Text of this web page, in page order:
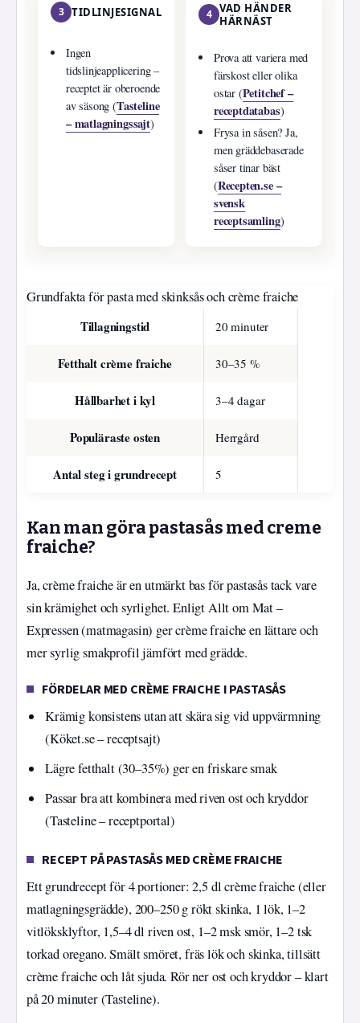
3 TIDLINJESIGNAL
Ingen
tidslinjeapplicering –
receptet är oberoende
av säsong (Tasteline
– matlagningssajt)
4 VAD HÄNDER
HÄRNÄST
Prova att variera med
färskost eller olika
ostar (Petitchef –
receptdatabas)
Frysa in såsen? Ja,
men gräddebaserade
såser tinar bäst
(Recepten.se –
svensk
receptsamling)
Grundfakta för pasta med skinksås och crème fraiche
Tillagningstid
20 minuter
Fetthalt crème fraiche 30–35 %
Hållbarhet i kyl 3–4 dagar
Populäraste osten Herrgård
Antal steg i grundrecept 5
Kan man göra pastasås med creme
fraiche?
Ja, crème fraiche är en utmärkt bas för pastasås tack vare
sin krämighet och syrlighet. Enligt Allt om Mat –
Expressen (matmagasin) ger crème fraiche en lättare och
mer syrlig smakprofil jämfört med grädde.
FÖRDELAR MED CRÈME FRAICHE I PASTASÅS
Krämig konsistens utan att skära sig vid uppvärmning
(Köket.se – receptsajt)
Lägre fetthalt (30–35%) ger en friskare smak
Passar bra att kombinera med riven ost och kryddor
(Tasteline – receptportal)
RECEPT PÅ PASTASÅS MED CRÈME FRAICHE
Ett grundrecept för 4 portioner: 2,5 dl crème fraiche (eller
matlagningsgrädde), 200–250 g rökt skinka, 1 lök, 1–2
vitlöksklyftor, 1,5–4 dl riven ost, 1–2 msk smör, 1–2 tsk
torkad oregano. Smält smöret, fräs lök och skinka, tillsätt
crème fraiche och låt sjuda. Rör ner ost och kryddor – klart
på 20 minuter (Tasteline).